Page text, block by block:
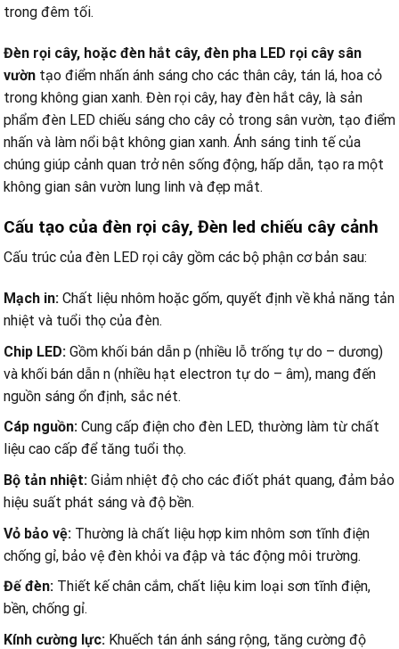
trong đêm tối.
Đèn rọi cây, hoặc đèn hắt cây, đèn pha LED rọi cây sân
vườn tạo điểm nhấn ánh sáng cho các thân cây, tán lá, hoa cỏ
trong không gian xanh. Đèn rọi cây, hay đèn hắt cây, là sản
phẩm đèn LED chiếu sáng cho cây cỏ trong sân vườn, tạo điểm
nhấn và làm nổi bật không gian xanh. Ánh sáng tinh tế của
chúng giúp cảnh quan trở nên sống động, hấp dẫn, tạo ra một
không gian sân vườn lung linh và đẹp mắt.
Cấu tạo của đèn rọi cây, Đèn led chiếu cây cảnh
Cấu trúc của đèn LED rọi cây gồm các bộ phận cơ bản sau:
Mạch in: Chất liệu nhôm hoặc gốm, quyết định về khả năng tản
nhiệt và tuổi thọ của đèn.
Chip LED: Gồm khối bán dẫn p (nhiều lỗ trống tự do – dương)
và khối bán dẫn n (nhiều hạt electron tự do – âm), mang đến
nguồn sáng ổn định, sắc nét.
Cáp nguồn: Cung cấp điện cho đèn LED, thường làm từ chất
liệu cao cấp để tăng tuổi thọ.
Bộ tản nhiệt: Giảm nhiệt độ cho các điốt phát quang, đảm bảo
hiệu suất phát sáng và độ bền.
Vỏ bảo vệ: Thường là chất liệu hợp kim nhôm sơn tĩnh điện
chống gỉ, bảo vệ đèn khỏi va đập và tác động môi trường.
Đế đèn: Thiết kế chân cắm, chất liệu kim loại sơn tĩnh điện,
bền, chống gỉ.
Kính cường lực: Khuếch tán ánh sáng rộng, tăng cường độ